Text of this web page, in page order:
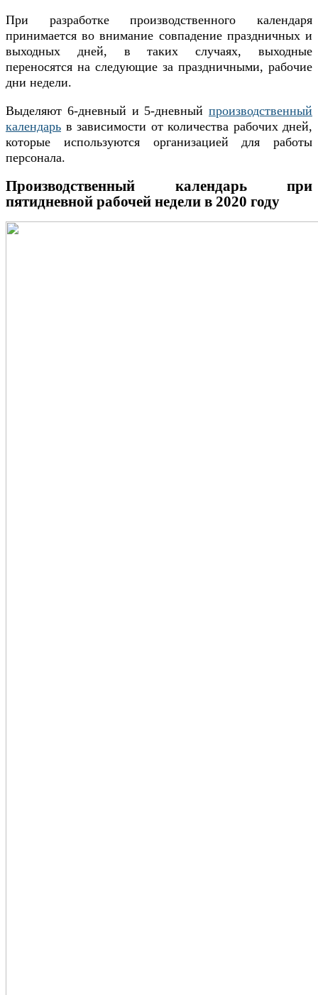
При разработке производственного календаря
принимается во внимание совпадение праздничных и
выходных дней, в таких случаях, выходные
переносятся на следующие за праздничными, рабочие
дни недели.
Выделяют 6-дневный и 5-дневный производственный
календарь в зависимости от количества рабочих дней,
которые используются организацией для работы
персонала.
Производственный календарь при
пятидневной рабочей недели в 2020 году